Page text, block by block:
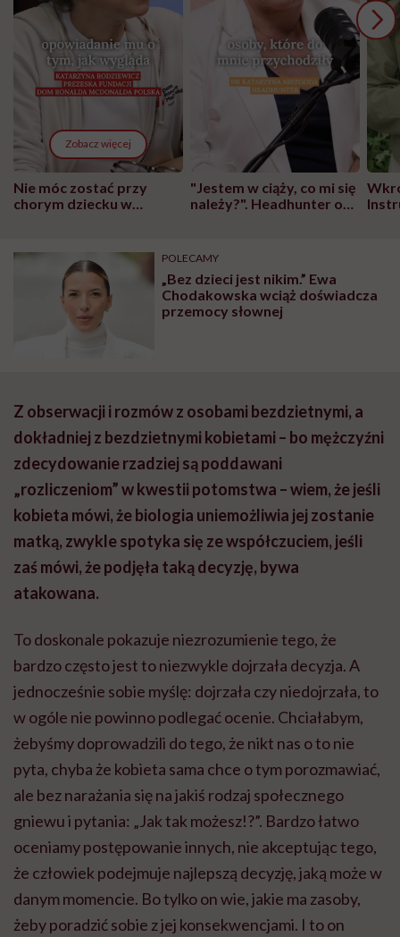
Zobacz więcej
Nie móc zostać przy
chorym dziecku w
może chyba tylko
głupota i brak
wyobraźni"
"Jestem w ciąży, co mi się
należy?". Headhunter o
pracy
POLECAMY
„Bez dzieci jest nikim.” Ewa
Chodakowska wciąż doświadcza
przemocy słownej
Z obserwacji i rozmów z osobami bezdzietnymi, a
dokładniej z bezdzietnymi kobietami – bo mężczyźni
zdecydowanie rzadziej są poddawani
„rozliczeniom” w kwestii potomstwa – wiem, że jeśli
kobieta mówi, że biologia uniemożliwia jej zostanie
matką, zwykle spotyka się ze współczuciem, jeśli
zaś mówi, że podjęła taką decyzję, bywa
atakowana.
To doskonale pokazuje niezrozumienie tego, że
bardzo często jest to niezwykle dojrzała decyzja. A
jednocześnie sobie myślę: dojrzała czy niedojrzała, to
w ogóle nie powinno podlegać ocenie. Chciałabym,
żebyśmy doprowadzili do tego, że nikt nas o to nie
pyta, chyba że kobieta sama chce o tym porozmawiać,
ale bez narażania się na jakiś rodzaj społecznego
gniewu i pytania: „Jak tak możesz!?”. Bardzo łatwo
oceniamy postępowanie innych, nie akceptując tego,
że człowiek podejmuje najlepszą decyzję, jaką może w
danym momencie. Bo tylko on wie, jakie ma zasoby,
żeby poradzić sobie z jej konsekwencjami. I to on